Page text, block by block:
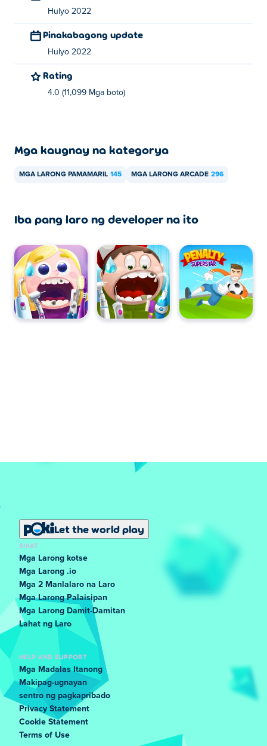
Hulyo 2022
Pinakabagong update
Hulyo 2022
Rating
4.0 (11,099 Mga boto)
Mga kaugnay na kategorya
MGA LARONG PAMAMARIL 145 MGA LARONG ARCADE 296
Iba pang laro ng developer na ito
Let the world play
SIKAT
Mga Larong kotse
Mga Larong .io
Mga 2 Manlalaro na Laro
Mga Larong Palaisipan
Mga Larong Damit-Damitan
Lahat ng Laro
HELP AND SUPPORT
Mga Madalas Itanong
Makipag-ugnayan
sentro ng pagkapribado
Privacy Statement
Cookie Statement
Terms of Use